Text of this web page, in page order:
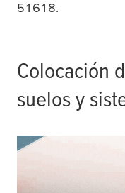
51618.
Colocación
suelos y